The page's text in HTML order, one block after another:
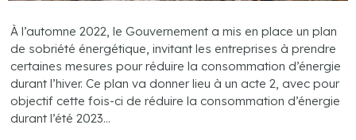
À l’automne 2022, le Gouvernement a mis en place un plan
de sobriété énergétique, invitant les entreprises à prendre
certaines mesures pour réduire la consommation d’énergie
durant l’hiver. Ce plan va donner lieu à un acte 2, avec pour
objectif cette fois-ci de réduire la consommation d’énergie
durant l’été 2023…